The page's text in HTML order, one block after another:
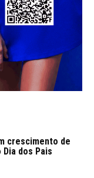
crescimento de
Dia dos Pais